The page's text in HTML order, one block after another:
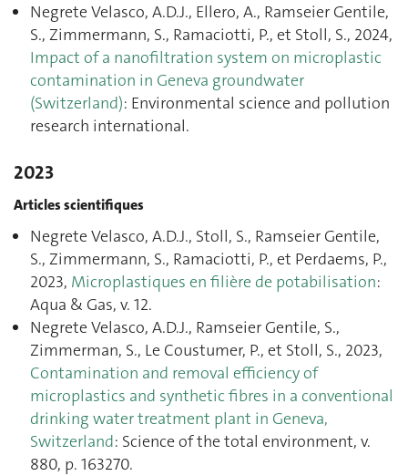
Negrete Velasco, A.D.J., Ellero, A., Ramseier Gentile,
S., Zimmermann, S., Ramaciotti, P., et Stoll, S., 2024,
Impact of a nanofiltration system on microplastic
contamination in Geneva groundwater
(Switzerland): Environmental science and pollution
research international.
2023
Articles scientifiques
Negrete Velasco, A.D.J., Stoll, S., Ramseier Gentile,
S., Zimmermann, S., Ramaciotti, P., et Perdaems, P.,
2023, Microplastiques en filière de potabilisation:
Aqua & Gas, v. 12.
Negrete Velasco, A.D.J., Ramseier Gentile, S.,
Zimmerman, S., Le Coustumer, P., et Stoll, S., 2023,
Contamination and removal efficiency of
microplastics and synthetic fibres in a conventional
drinking water treatment plant in Geneva,
Switzerland: Science of the total environment, v.
880, p. 163270.